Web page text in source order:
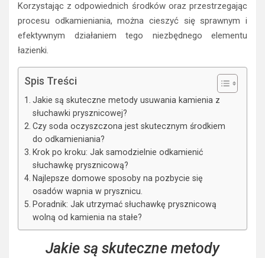
Korzystając z odpowiednich środków oraz przestrzegając
procesu odkamieniania, można cieszyć się sprawnym i
efektywnym działaniem tego niezbędnego elementu
łazienki.
Spis Treści
Jakie są skuteczne metody usuwania kamienia z
słuchawki prysznicowej?
Czy soda oczyszczona jest skutecznym środkiem
do odkamieniania?
Krok po kroku: Jak samodzielnie odkamienić
słuchawkę prysznicową?
Najlepsze domowe sposoby na pozbycie się
osadów wapnia w prysznicu.
Poradnik: Jak utrzymać słuchawkę prysznicową
wolną od kamienia na stałe?
Jakie są skuteczne metody